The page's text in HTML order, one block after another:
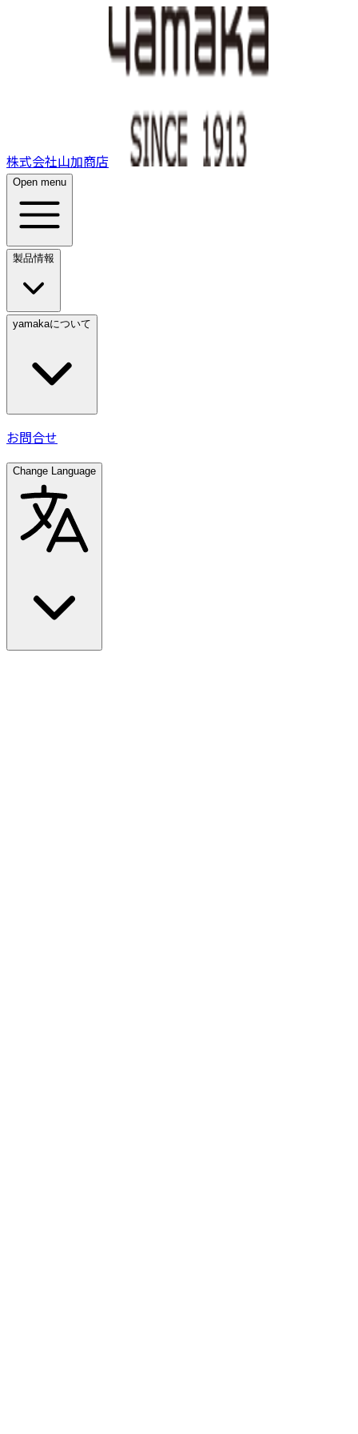
株式会社山加商店
Open menu
製品情報
yamakaについて
お問合せ
Change Language